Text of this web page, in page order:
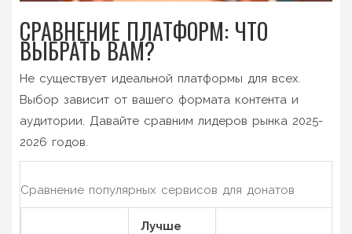
СРАВНЕНИЕ ПЛАТФОРМ: ЧТО
ВЫБРАТЬ ВАМ?
Не существует идеальной платформы для всех.
Выбор зависит от вашего формата контента и
аудитории. Давайте сравним лидеров рынка 2025-
2026 годов.
Сравнение популярных сервисов для донатов
Лучше